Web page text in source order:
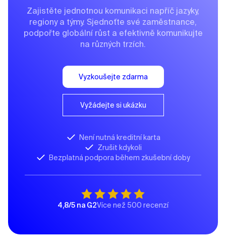
Zajistěte jednotnou komunikaci napříč jazyky,
regiony a týmy. Sjednoťte své zaměstnance,
podpořte globální růst a efektivně komunikujte
na různých trzích.
Vyzkoušejte zdarma
Vyžádejte si ukázku
Není nutná kreditní karta
Zrušit kdykoli
Bezplatná podpora během zkušební doby
4,8/5 na G2Více než 500 recenzí